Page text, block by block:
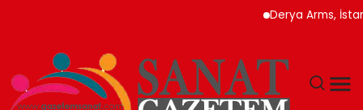
Derya Arms,